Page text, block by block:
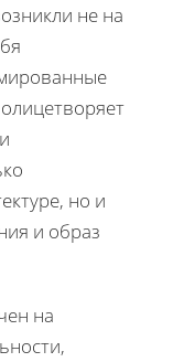
не на
но и
и образ
на